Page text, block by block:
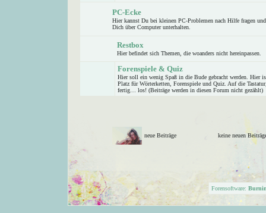
PC-Ecke
Hier kannst Du bei kleinen PC-Problemen nach Hilfe fragen und
Dich über Computer unterhalten.
Restbox
Hier befindet sich Themen, die woanders nicht hereinpassen.
Forenspiele & Quiz
Hier soll ein wenig Spaß in die Bude gebracht werden. Hier
Platz für Wörterketten, Forenspiele und Quiz. Auf die
fertig… los! (Beiträge werden in diesen Forum nicht gezählt)
neue Beiträge keine neuen
Forensoftware: